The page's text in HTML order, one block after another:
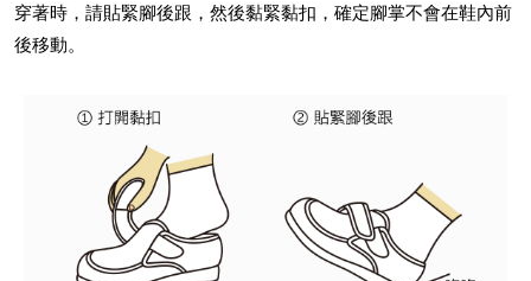
穿著時，請貼緊腳後跟，然後黏緊黏扣，確定腳掌不會在鞋內前
後移動。